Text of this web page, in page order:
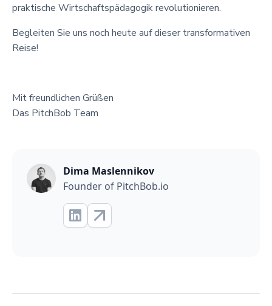
praktische Wirtschaftspädagogik revolutionieren.
Begleiten Sie uns noch heute auf dieser transformativen
Reise!
Mit freundlichen Grüßen
Das PitchBob Team
Dima Maslennikov
Founder of PitchBob.io